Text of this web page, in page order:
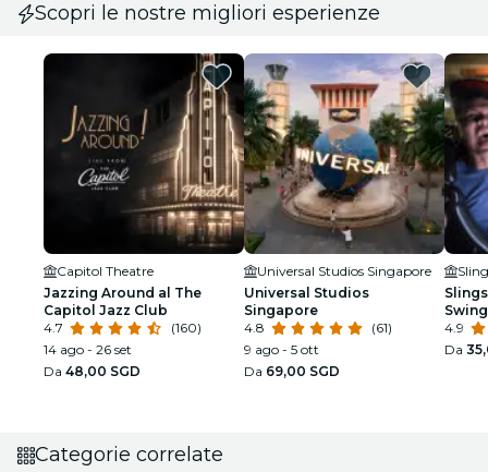
Scopri le nostre migliori esperienze
Capitol Theatre
Jazzing Around al The
Capitol Jazz Club
4.7
(160)
14 ago - 26 set
Da 48,00 SGD
Universal Studios Singapore
Universal Studios
Singapore
4.8
(61)
9 ago - 5 ott
Da 69,00 SGD
Quay
4.9
Da
Categorie correlate